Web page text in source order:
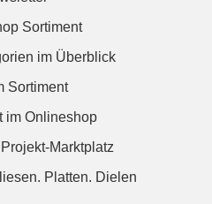
Sortiment
im Überblick
Sortiment
im Onlineshop
Marktplatz
Platten. Dielen